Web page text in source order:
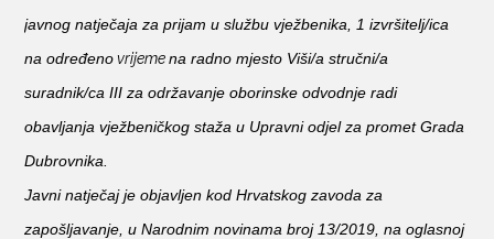
javnog natječaja za prijam u službu vježbenika, 1 izvršitelj/ica
na određenovrijemena radno mjesto Viši/a stručni/a
suradnik/ca III za održavanje oborinske odvodnje radi
obavljanja vježbeničkog staža u Upravni odjel za promet Grada
Dubrovnika.
Javni natječaj je objavljen kod Hrvatskog zavoda za
zapošljavanje, u Narodnim novinama broj 13/2019, na oglasnoj